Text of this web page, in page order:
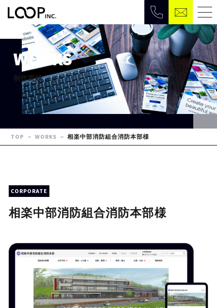
WORKS
制作実績
TOP WORKS 相楽中部消防組合消防本部様
CORPORATE
相楽中部消防組合消防本部様